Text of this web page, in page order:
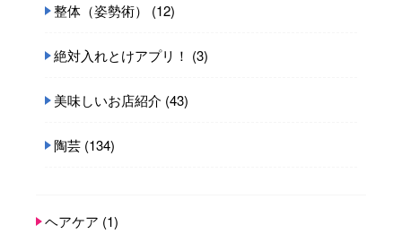
整体（姿勢術） (12)
絶対入れとけアプリ！ (3)
美味しいお店紹介 (43)
陶芸 (134)
ヘアケア (1)